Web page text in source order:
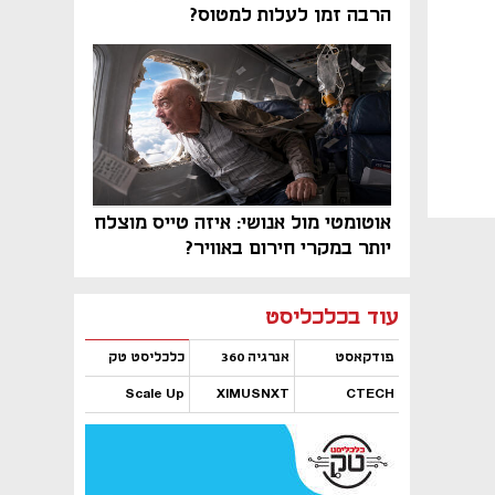
הרבה זמן לעלות למטוס?
אוטומטי מול אנושי: איזה טייס מוצלח
יותר במקרי חירום באוויר?
עוד בכלכליסט
פודקאסט אנרגיה 360 כלכליסט טק
CTECH
XIMUSNXT
Scale Up
נפתח בכרטיסייה חדשה
נפתח בכרטיסייה חדשה